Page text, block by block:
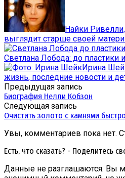
Найки
выглядит старше своей
Светлана Лобода: до пластики
Ирина
жизнь, последние новости и
Предыдущая запись
Биография Нелли Кобзон
Следующая запись
Очистить золото с камнями
Увы, комментариев пока нет.
Есть, что сказать? - Поделитесь
Данные не разглашаются. Вы